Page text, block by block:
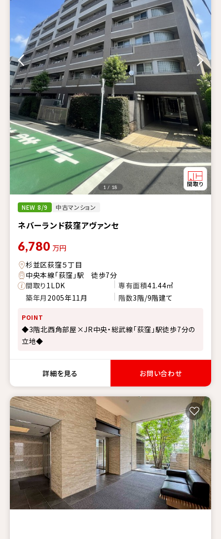
NEW 8/9 中古マンション
ネバーランド荻窪アヴァンセ
1 / 18
6,780 万円
杉並区荻窪５丁目
中央本線「荻窪」駅 徒歩7分
間取り1LDK 専有面積41.44㎡
築年月 2005年11月 階数3階/9階建て
POINT
◆3階北西角部屋×JR中央・総武線「荻窪」駅徒歩7分の
立地◆
詳細を見る お問い合わせ